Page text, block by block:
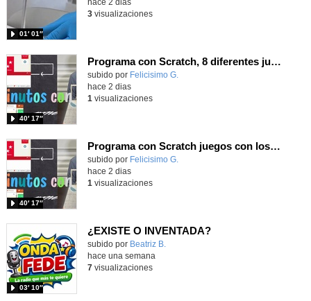
01′ 01″
hace 2 dias
3visualizaciones
Programa con Scratch, 8 diferentes juegos para vivir la emoción de los partidos de España en el mundial 2026
Contenido educativo.
subido por Felicisimo G.
40′ 17″
hace 2 dias
1 visualizaciones
Programa con Scratch juegos con los partidos del mundial 2026 ganados por España
Contenido educativo.
subido por Felicisimo G.
40′ 17″
hace 2 dias
1 visualizaciones
¿EXISTE O INVENTADA?
Contenido educativo.
subido por Beatriz B.
03′ 10″
hace una semana
7visualizaciones